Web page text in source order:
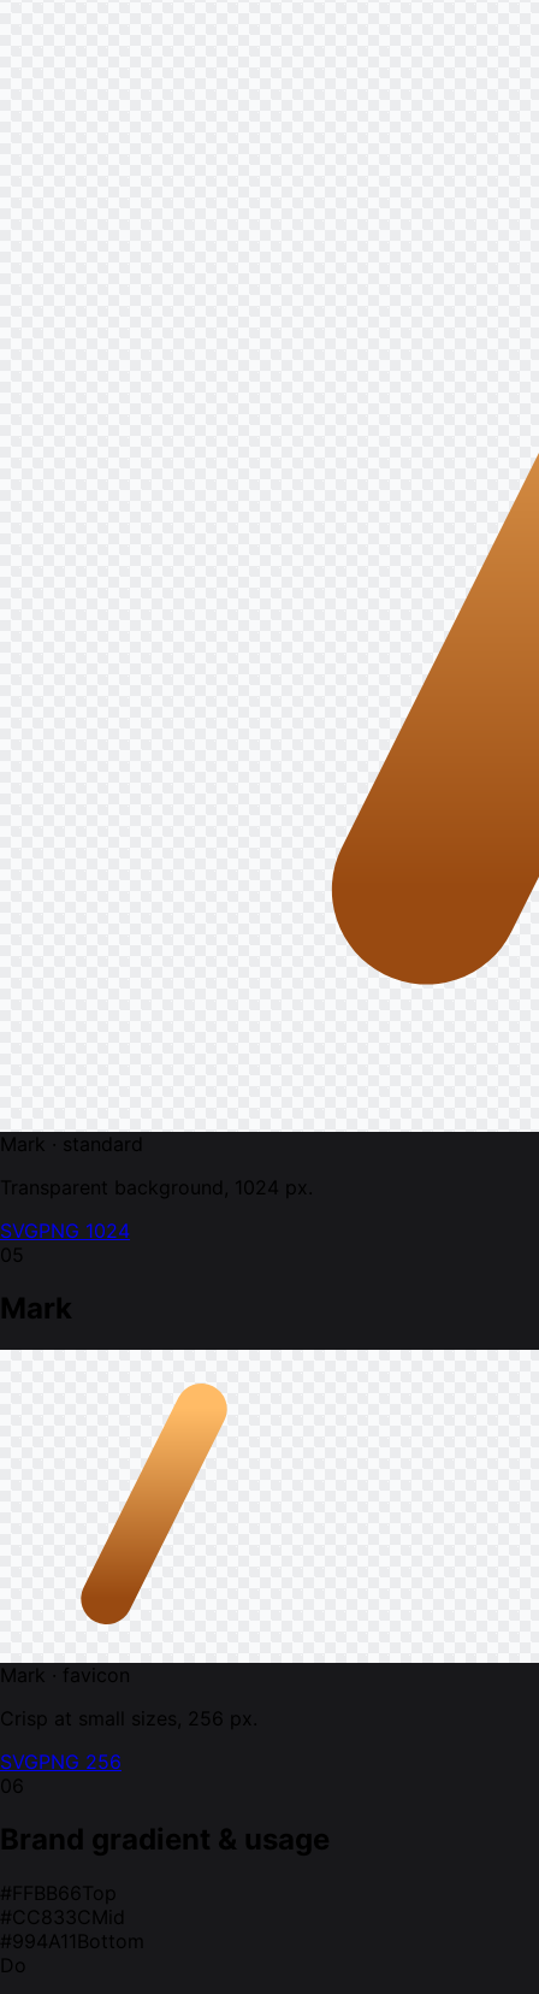
Mark · standard
Transparent background, 1024 px.
SVGPNG 1024
05
Mark
Mark · favicon
Crisp at small sizes, 256 px.
SVGPNG 256
06
Brand gradient & usage
#FFBB66 Top
#CC833C Mid
#994A11 Bottom
Do